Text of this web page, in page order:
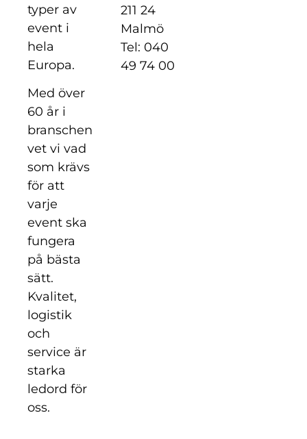
typer av
event i
hela
Europa.
Med över
60 år i
branschen
vet vi vad
som krävs
för att
varje
event ska
fungera
på bästa
sätt.
Kvalitet,
logistik
och
service är
starka
ledord för
oss.
211 24
Malmö
Tel: 040
49 74 00